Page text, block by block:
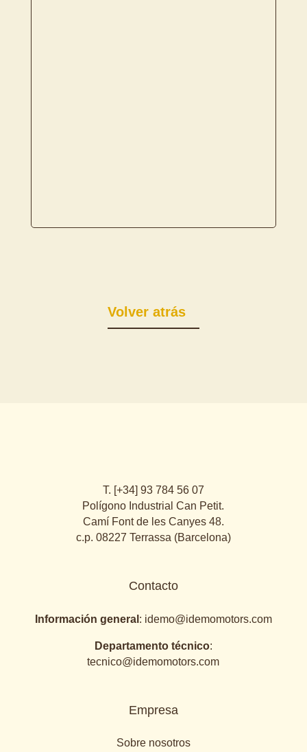
Volver atrás
T. [+34] 93 784 56 07
Polígono Industrial Can Petit.
Camí Font de les Canyes 48.
c.p. 08227 Terrassa (Barcelona)
Contacto
Información general : idemo@idemomotors.com
Departamento técnico:
tecnico@idemomotors.com
Empresa
Sobre nosotros